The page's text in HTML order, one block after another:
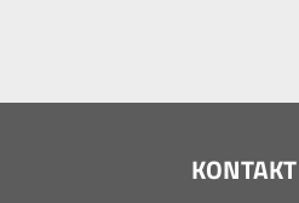
KONTAKT